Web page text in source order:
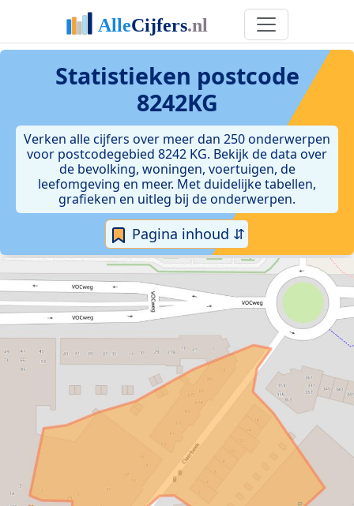
Statistieken postcode
8242KG
Verken alle cijfers over meer dan 250 onderwerpen
voor postcodegebied 8242 KG. Bekijk de data over
de bevolking, woningen, voertuigen, de
leefomgeving en meer. Met duidelijke tabellen,
grafieken en uitleg bij de onderwerpen.
Pagina inhoud ⇵